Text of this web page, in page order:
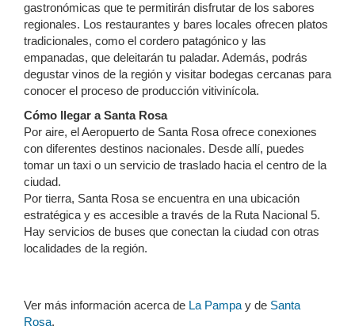
gastronómicas que te permitirán disfrutar de los sabores
regionales. Los restaurantes y bares locales ofrecen platos
tradicionales, como el cordero patagónico y las
empanadas, que deleitarán tu paladar. Además, podrás
degustar vinos de la región y visitar bodegas cercanas para
conocer el proceso de producción vitivinícola.
Cómo llegar a Santa Rosa
Por aire, el Aeropuerto de Santa Rosa ofrece conexiones
con diferentes destinos nacionales. Desde allí, puedes
tomar un taxi o un servicio de traslado hacia el centro de la
ciudad.
Por tierra, Santa Rosa se encuentra en una ubicación
estratégica y es accesible a través de la Ruta Nacional 5.
Hay servicios de buses que conectan la ciudad con otras
localidades de la región.
Ver más información acerca de La Pampa y de Santa
Rosa.